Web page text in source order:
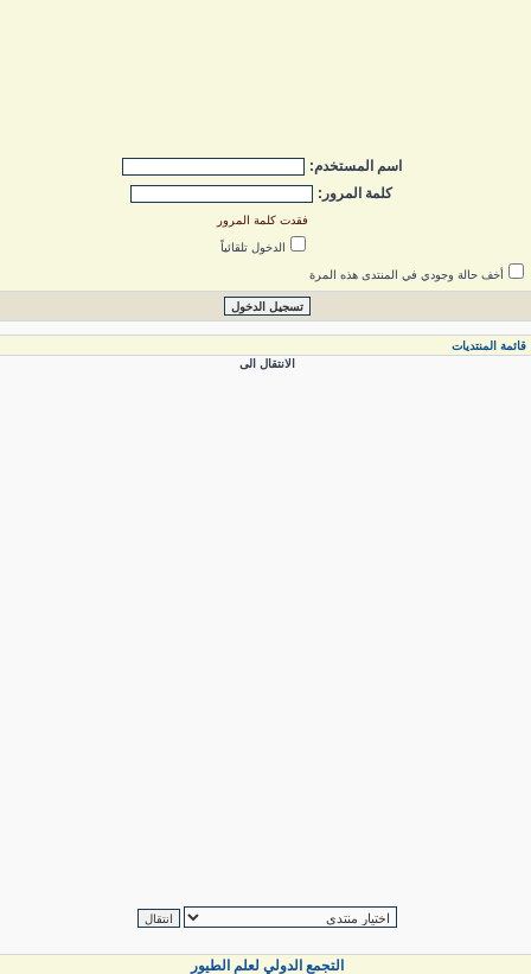
اسم المستخدم:
كلمة المرور:
فقدت كلمة المرور
الدخول تلقائياً
أخف حالة وجودي في المنتدى هذه المرة
المنتديات
الانتقال الى
التجمع الدولي لعلم الطيور